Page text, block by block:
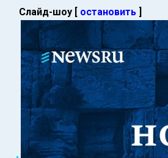
Слайд-шоу [ остановить ]